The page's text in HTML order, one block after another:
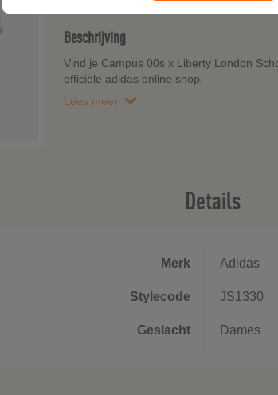
Beschrijving
Vind je Campus 00s x Liberty London
officiële adidas online shop.
Lees meer
Details
Merk Adidas
Stylecode JS1330
Geslacht Dames